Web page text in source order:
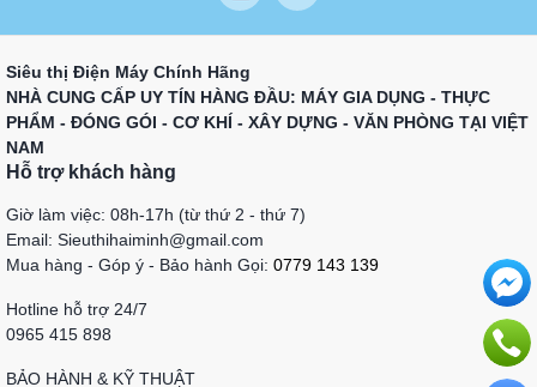
Siêu thị Điện Máy Chính Hãng
NHÀ CUNG CẤP UY TÍN HÀNG ĐẦU: MÁY GIA DỤNG - THỰC
PHẨM - ĐÓNG GÓI - CƠ KHÍ - XÂY DỰNG - VĂN PHÒNG TẠI VIỆT
NAM
Hỗ trợ khách hàng
Giờ làm việc: 08h-17h (từ thứ 2 - thứ 7)
Email: Sieuthihaiminh@gmail.com
Mua hàng - Góp ý - Bảo hành Gọi: 0779 143 139
Hotline hỗ trợ 24/7
0965 415 898
BẢO HÀNH & KỸ THUẬT